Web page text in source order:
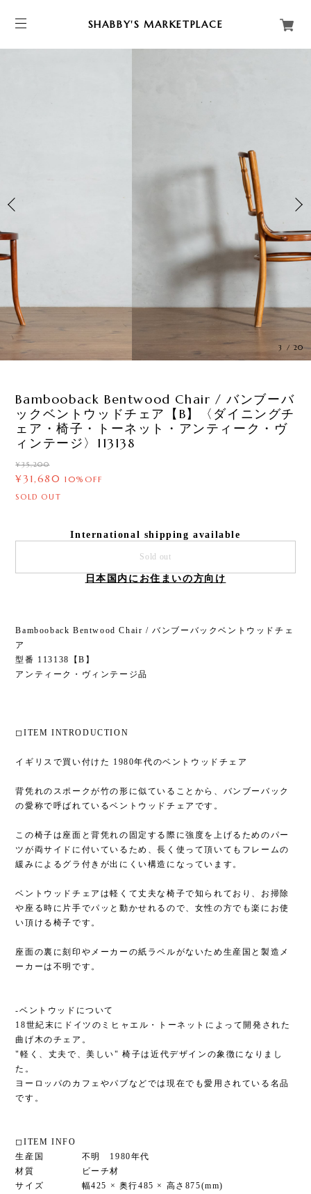
SHABBY'S MARKETPLACE
3 / 20
Bambooback Bentwood Chair / バンブーバ
ックベントウッドチェア【B】〈ダイニングチ
ェア・椅子・トーネット・アンティーク・ヴ
ィンテージ〉113138
¥35,200
¥31,680 10%OFF
SOLD OUT
International shipping available
Sold out
日本国内にお住まいの方向け
Bambooback Bentwood Chair / バンブーバックベントウッドチェ
ア
型番 113138【B】
アンティーク・ヴィンテージ品
◻︎ITEM INTRODUCTION
イギリスで買い付けた 1980年代のベントウッドチェア
背凭れのスポークが竹の形に似ていることから、バンブーバック
の愛称で呼ばれているベントウッドチェアです。
この椅子は座面と背凭れの固定する際に強度を上げるためのパー
ツが両サイドに付いているため、長く使って頂いてもフレームの
緩みによるグラ付きが出にくい構造になっています。
ベントウッドチェアは軽くて丈夫な椅子で知られており、お掃除
や座る時に片手でパッと動かせれるので、女性の方でも楽にお使
い頂ける椅子です。
座面の裏に刻印やメーカーの紙ラベルがないため生産国と製造メ
ーカーは不明です。
-ベントウッドについて
18世紀末にドイツのミヒャエル・トーネットによって開発された
曲げ木のチェア。
"軽く、丈夫で、美しい" 椅子は近代デザインの象徴になりまし
た。
ヨーロッパのカフェやパブなどでは現在でも愛用されている名品
です。
◻︎ITEM INFO
生産国 不明 1980年代
材質 ビーチ材
サイズ 幅425 × 奥行485 × 高さ875(mm)